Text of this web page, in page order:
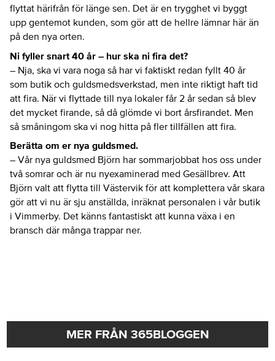
flyttat härifrån för länge sen. Det är en trygghet vi byggt
upp gentemot kunden, som gör att de hellre lämnar här än
på den nya orten.
Ni fyller snart 40 år – hur ska ni fira det?
– Nja, ska vi vara noga så har vi faktiskt redan fyllt 40 år
som butik och guldsmedsverkstad, men inte riktigt haft tid
att fira. När vi flyttade till nya lokaler får 2 år sedan så blev
det mycket firande, så då glömde vi bort årsfirandet. Men
så småningom ska vi nog hitta på fler tillfällen att fira.
Berätta om er nya guldsmed.
– Vår nya guldsmed Björn har sommarjobbat hos oss under
två somrar och är nu nyexaminerad med Gesällbrev. Att
Björn valt att flytta till Västervik för att komplettera vår skara
gör att vi nu är sju anställda, inräknat personalen i vår butik
i Vimmerby. Det känns fantastiskt att kunna växa i en
bransch där många trappar ner.
MER FRÅN 365BLOGGEN